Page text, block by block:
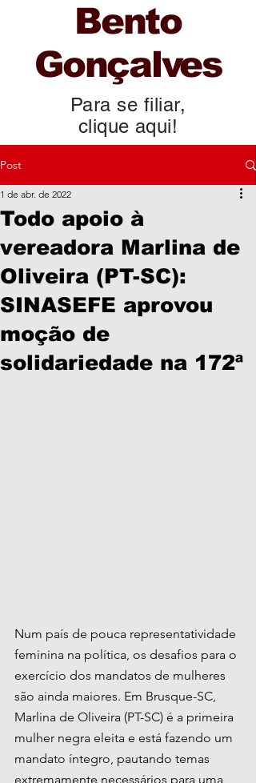
Bento
Gonçalves
Para se filiar,
clique aqui!
Post
Todo apoio à
vereadora Marlina de
Oliveira (PT-SC):
SINASEFE aprovou
moção de
solidariedade na 172ª
1 de abr. de 2022
Num país de pouca representatividade
feminina na política, os desafios para o
exercício dos mandatos de mulheres
são ainda maiores. Em Brusque-SC,
Marlina de Oliveira (PT-SC) é a primeira
mulher negra eleita e está fazendo um
mandato íntegro, pautando temas
extremamente necessários para uma